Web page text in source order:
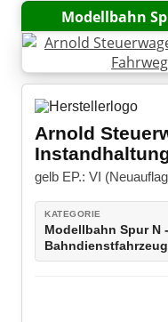
Bausätze
Viessmann
Gleiszubehör
Militärfahrzeuge
Boote / Schiffe
LEGO® Speed
LEGO® VIDIYO
LEGO® Super Mario
LEGO® DC
LEGO® Marvel
LEGO® Jurassic
LEGO® NINJAGO
Modellbahn
Arnold
gelb EP.: VI
KATEGORIE
Modellbahn Spur N -